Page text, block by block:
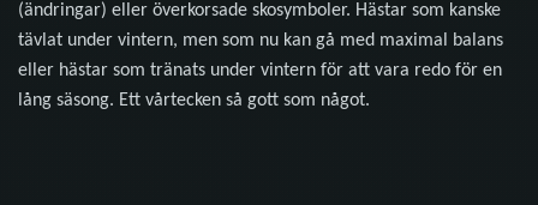
(ändringar) eller överkorsade skosymboler. Hästar som kanske
tävlat under vintern, men som nu kan gå med maximal balans
eller hästar som tränats under vintern för att vara redo för en
lång säsong. Ett vårtecken så gott som något.